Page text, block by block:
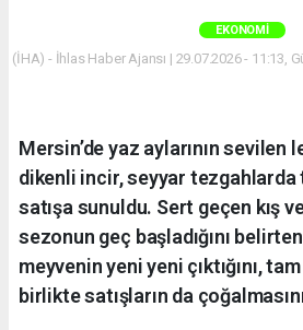
EKONOMI
(İHA) - İhlas Haber Ajansı | 29.07.2026 - 11:13,
Mersin’de yaz aylarının sevilen
dikenli incir, seyyar tezgahlarda
satışa sunuldu. Sert geçen kış
sezonun geç başladığını
meyvenin yeni yeni çıktığını,
birlikte satışların da